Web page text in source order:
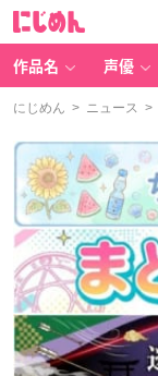
作品名 声優
にじめん > ニュース >